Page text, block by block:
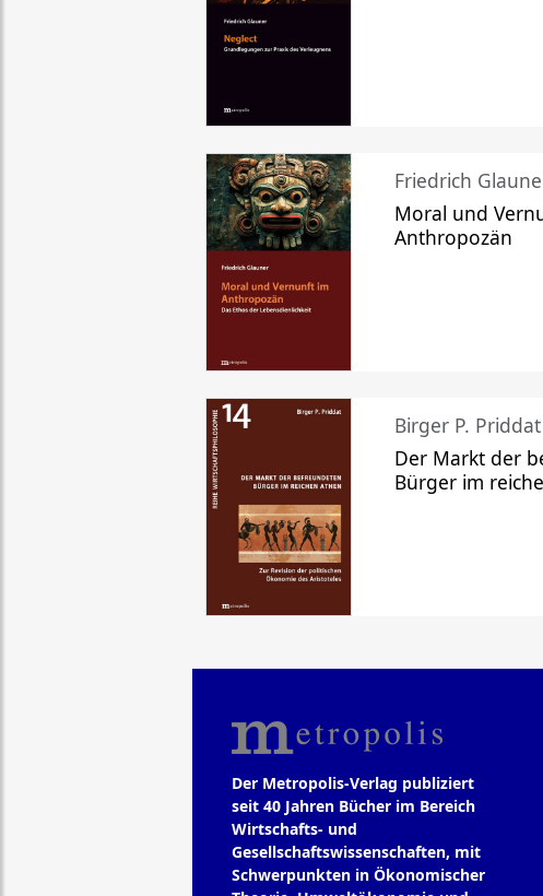
Friedrich
Moral und
Anthropozän
Birger P. Priddat
Der Markt der
Bürger im
Der Metropolis-Verlag publiziert
seit 40 Jahren Bücher im Bereich
Wirtschafts- und
Gesellschaftswissenschaften, mit
Schwerpunkten in Ökonomischer